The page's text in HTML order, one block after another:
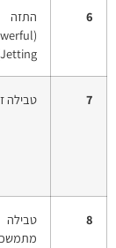
6
התזה
Jetting)
7 טבילה
8
טבילה